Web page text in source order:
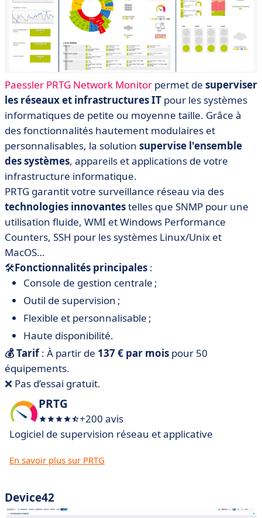
Paessler PRTG Network Monitor permet de superviser
les réseaux et infrastructures IT pour les systèmes
informatiques de petite ou moyenne taille. Grâce à
des fonctionnalités hautement modulaires et
personnalisables, la solution supervise l'ensemble
des systèmes, appareils et applications de votre
infrastructure informatique.
PRTG garantit votre surveillance réseau via des
technologies innovantestelles que SNMP pour une
utilisation fluide, WMI et Windows Performance
Counters, SSH pour les systèmes Linux/Unix et
MacOS…
🛠Fonctionnalités principales :
Console de gestion centrale ;
Outil de supervision ;
Flexible et personnalisable ;
Haute disponibilité.
💰 Tarif: À partir de 137 € par mois pour 50
équipements.
❌ Pas d’essai gratuit.
PRTG
+200 avis
Logiciel de supervision réseau et applicative
En savoir plus sur PRTG
Device42